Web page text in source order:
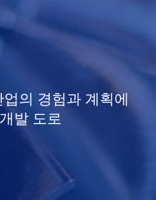
업의 경험과 계획에
발 도로